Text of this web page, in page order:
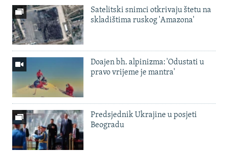
Satelitski snimci otkrivaju štetu na
skladištima ruskog 'Amazona'
Doajen bh. alpinizma: 'Odustati u
pravo vrijeme je mantra'
Predsjednik Ukrajine u posjeti
Beogradu